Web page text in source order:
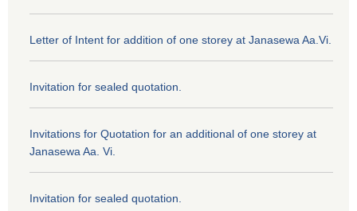
Letter of Intent for addition of one storey at Janasewa Aa.Vi.
Invitation for sealed quotation.
Invitations for Quotation for an additional of one storey at
Janasewa Aa. Vi.
Invitation for sealed quotation.